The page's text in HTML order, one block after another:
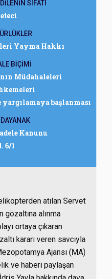
SIFATI
Yayma Hakkı
BİÇİMİ
Müdahaleleri
başlanması
Kanunu
6/1
atılan Servet
gözaltına alınma
ortaya çıkaran
kararı veren savcıyla
Ajansı (MA)
ve haberi paylaşan